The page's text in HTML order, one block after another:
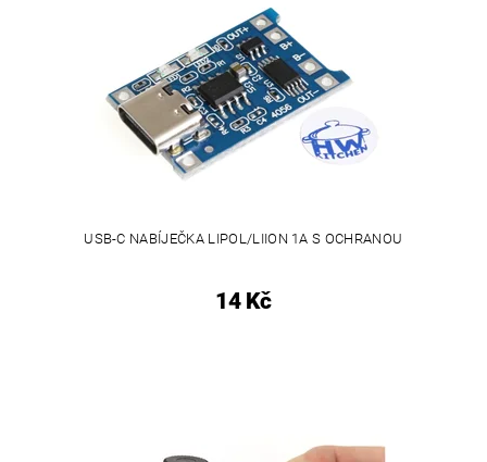
USB-C NABÍJEČKA LIPOL/LIION 1A S OCHRANOU
14 Kč